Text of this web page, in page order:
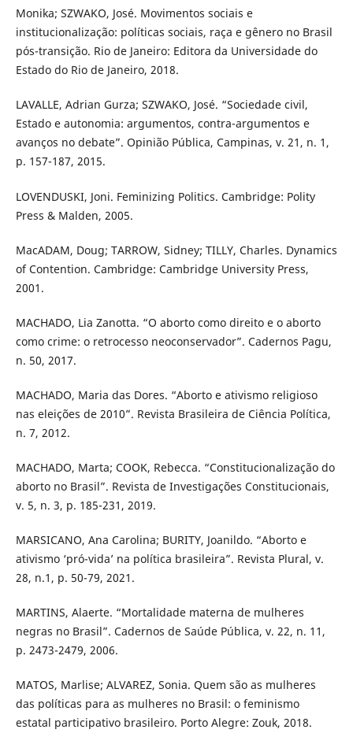
Monika; SZWAKO, José. Movimentos sociais e
institucionalização: políticas sociais, raça e gênero no Brasil
pós-transição. Rio de Janeiro: Editora da Universidade do
Estado do Rio de Janeiro, 2018.
LAVALLE, Adrian Gurza; SZWAKO, José. “Sociedade civil,
Estado e autonomia: argumentos, contra-argumentos e
avanços no debate”. Opinião Pública, Campinas, v. 21, n. 1,
p. 157-187, 2015.
LOVENDUSKI, Joni. Feminizing Politics. Cambridge: Polity
Press & Malden, 2005.
MacADAM, Doug; TARROW, Sidney; TILLY, Charles. Dynamics
of Contention. Cambridge: Cambridge University Press,
2001.
MACHADO, Lia Zanotta. “O aborto como direito e o aborto
como crime: o retrocesso neoconservador”. Cadernos Pagu,
n. 50, 2017.
MACHADO, Maria das Dores. “Aborto e ativismo religioso
nas eleições de 2010”. Revista Brasileira de Ciência Política,
n. 7, 2012.
MACHADO, Marta; COOK, Rebecca. “Constitucionalização do
aborto no Brasil”. Revista de Investigações Constitucionais,
v. 5, n. 3, p. 185-231, 2019.
MARSICANO, Ana Carolina; BURITY, Joanildo. “Aborto e
ativismo ‘pró-vida’ na política brasileira”. Revista Plural, v.
28, n.1, p. 50-79, 2021.
MARTINS, Alaerte. “Mortalidade materna de mulheres
negras no Brasil”. Cadernos de Saúde Pública, v. 22, n. 11,
p. 2473-2479, 2006.
MATOS, Marlise; ALVAREZ, Sonia. Quem são as mulheres
das políticas para as mulheres no Brasil: o feminismo
estatal participativo brasileiro. Porto Alegre: Zouk, 2018.